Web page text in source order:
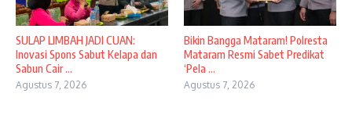
SULAP LIMBAH JADI CUAN:
Inovasi Spons Sabut Kelapa dan
Sabun Cair ...
Agustus 7, 2026
Bikin Bangga Mataram! Polresta
Mataram Resmi Sabet Predikat
‘Pela ...
Agustus 7, 2026